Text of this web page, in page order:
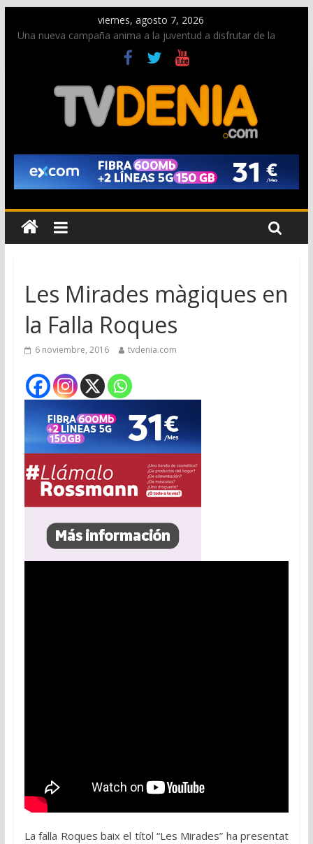
viernes, agosto 7, 2026
Una nueva campaña anima a la juventud a disfrutar de la
Paco Adsuar dona al Arxiu de Dénia más de 50.000 imágenes
de la memoria visual de la ciudad
La Entraeta Festera llena de ambiente la calle Marqués de
Campo con la recepción a la Capitanía Cristiana
El XII Festival de Jazz de Dénia reunirá durante agosto a
figuras nacionales e internacionales en los Jardins de
Torrecremada
Los Moros y Cristianos 2026 reciben las llaves de la ciudad y
dan inicio a las fiestas en Dénia
Les Mirades màgiques en
la Falla Roques
6 noviembre, 2016 tvdenia.com
La falla Roques baix el títol “Les Mirades” ha presentat